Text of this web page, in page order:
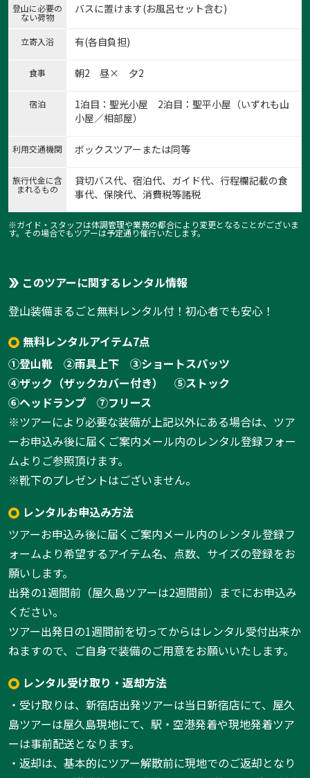
登山に必要の
ない荷物
バスに置けます(お風呂セット含む)
立寄入浴 有(各自負担)
食事 朝2 昼× 夕2
宿泊
1泊目：聖光小屋 2泊目：聖平小屋（いずれも山
小屋／相部屋）
利用交通機関 ボックスツアーまたは同等
旅行代金に含
まれるもの
貸切バス代、宿泊代、ガイド代、行程欄記載の食
事代、保険代、消費税等諸税
※ガイド・スタッフは体調管理や業務の都合により変更となることがございま
す。その場合でもツアーは予定通り催行いたします。
このツアーに関するレンタル情報
登山装備まるごと無料レンタル付！初心者でも安心！
無料レンタルアイテム7点
①登山靴
②雨具上下
③ショートスパッツ
④ザック（ザックカバー付き）
⑤ストック
⑥ヘッドランプ
⑦フリース
※ツアーにより必要な装備が上記以外にある場合は、ツア
ーお申込み後に届くご案内メール内のレンタル登録フォー
ムよりご参照頂けます。
※靴下のプレゼントはございません。
レンタルお申込み方法
ツアーお申込み後に届くご案内メール内のレンタル登録フ
ォームより希望するアイテム名、点数、サイズの登録をお
願いします。
出発の1週間前（屋久島ツアーは2週間前）までにお申込み
ください。
ツアー出発日の1週間前を切ってからはレンタル受付出来か
ねますので、ご自身で装備のご用意をお願いいたします。
レンタル受け取り・返却方法
・受け取りは、新宿店出発ツアーは当日新宿店にて、屋久
島ツアーは屋久島現地にて、駅・空港発着や現地発着ツア
ーは事前配送となります。
・返却は、基本的にツアー解散前に現地でのご返却となり
1: